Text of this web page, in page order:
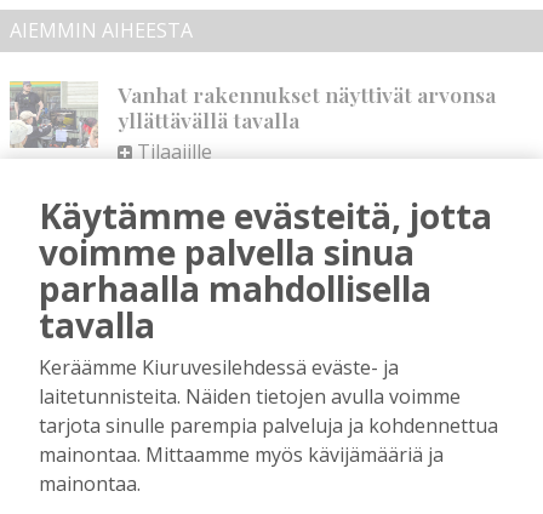
AIEMMIN AIHEESTA
Vanhat rakennukset näyttivät arvonsa
yllättävällä tavalla
Tilaajille
Kiuruvesi liikuttaa ja kasvattaa myös
menestyjiä
Tilaajille
Toimitus
Rinnakkaiselosta päällekkäiseloon
Tilaajille
Toimitus 21.7.2026 18:00
Talkoolaiset eivät ole itsestäänselvyys
Tilaajille
Käytämme evästeitä, jotta
voimme palvella sinua
parhaalla mahdollisella
tavalla
Keräämme Kiuruvesilehdessä eväste- ja
laitetunnisteita. Näiden tietojen avulla voimme
tarjota sinulle parempia palveluja ja kohdennettua
mainontaa. Mittaamme myös kävijämääriä ja
mainontaa.